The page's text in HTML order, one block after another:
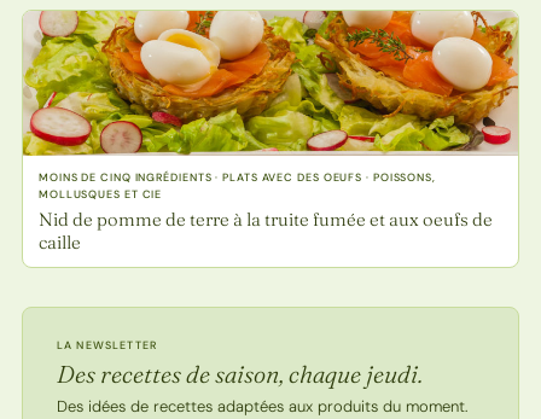
MOINS DE CINQ INGRÉDIENTS · PLATS AVEC DES OEUFS · POISSONS,
MOLLUSQUES ET CIE
Nid de pomme de terre à la truite fumée et aux oeufs de
caille
LA NEWSLETTER
Des recettes de saison, chaque jeudi.
Des idées de recettes adaptées aux produits du moment.